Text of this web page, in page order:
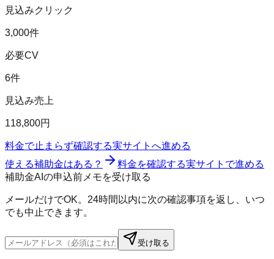
見込みクリック
3,000件
必要CV
6件
見込み売上
118,800円
料金で止まらず確認する実サイトへ進める
使える補助金はある？
料金を確認する実サイトで進める
補助金AIの申込前メモを受け取る
メールだけでOK。24時間以内に次の確認事項を返し、いつ
でも中止できます。
受け取る